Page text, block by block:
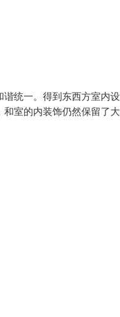
统一。得到东西方室内
室的内装饰仍然保留了